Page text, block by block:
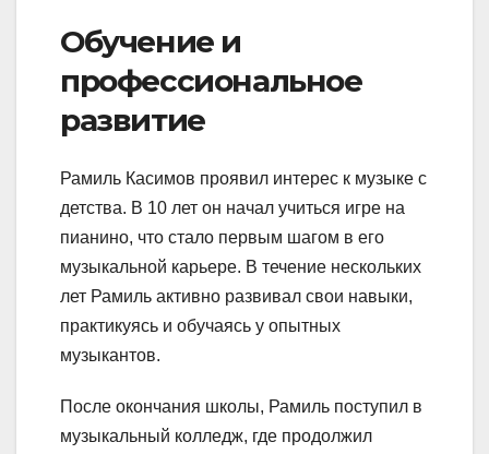
Обучение и
профессиональное
развитие
Рамиль Касимов проявил интерес к музыке с
детства. В 10 лет он начал учиться игре на
пианино, что стало первым шагом в его
музыкальной карьере. В течение нескольких
лет Рамиль активно развивал свои навыки,
практикуясь и обучаясь у опытных
музыкантов.
После окончания школы, Рамиль поступил в
музыкальный колледж, где продолжил